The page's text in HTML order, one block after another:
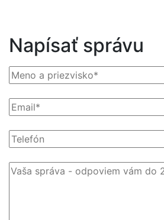
Napísať správu